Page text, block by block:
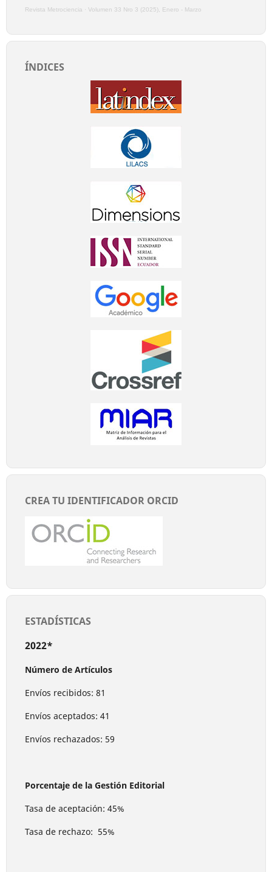
Revista Metrociencia · Volumen 33 Nro 3 (2025), Enero - Marzo
ÍNDICES
CREA TU IDENTIFICADOR ORCID
ESTADÍSTICAS
2022*
Número de Artículos
Envíos recibidos: 81
Envíos aceptados: 41
Envíos rechazados: 59
Porcentaje de la Gestión Editorial
Tasa de aceptación: 45%
Tasa de rechazo: 55%